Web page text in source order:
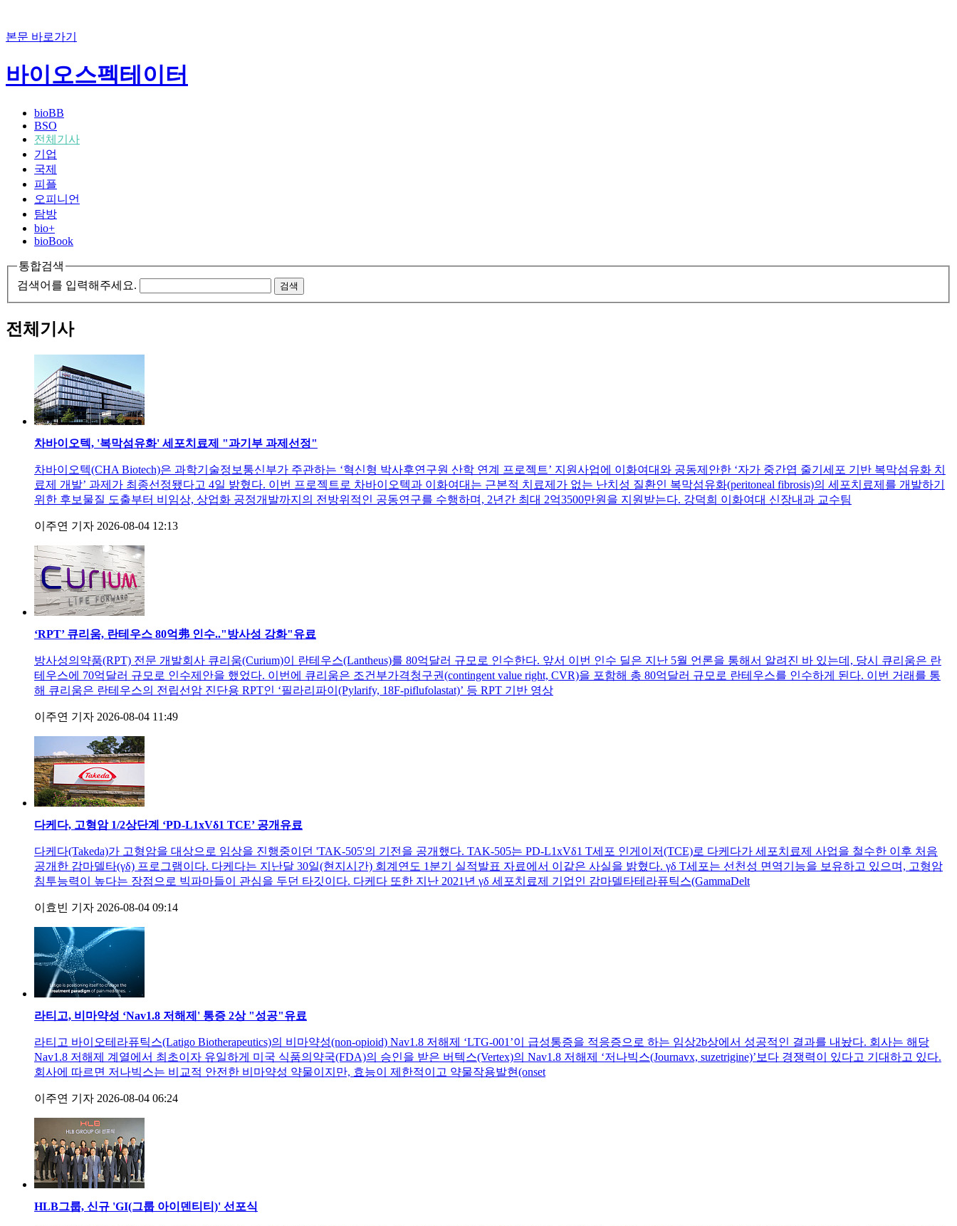
본문 바로가기
바이오스펙테이터
bioBB
BSO
전체기사
기업
국제
피플
오피니언
탐방
bio+
bioBook
통합검색
검색어를 입력해주세요.
검색
전체기사
차바이오텍, '복막섬유화' 세포치료제 "과기부 과제선정"
차바이오텍(CHA Biotech)은 과학기술정보통신부가 주관하는 ‘혁신형 박사후연구원 산학 연계 프로젝트’ 지원사업에 이화여대와 공동제안한 ‘자가 중간엽 줄기세포 기반 복막섬유화 치
료제 개발’ 과제가 최종선정됐다고 4일 밝혔다. 이번 프로젝트로 차바이오텍과 이화여대는 근본적 치료제가 없는 난치성 질환인 복막섬유화(peritoneal fibrosis)의 세포치료제를 개발하기
위한 후보물질 도출부터 비임상, 상업화 공정개발까지의 전방위적인 공동연구를 수행하며, 2년간 최대 2억3500만원을 지원받는다. 강덕희 이화여대 신장내과 교수팀
이주연 기자 2026-08-04 12:13
‘RPT’ 큐리움, 란테우스 80억弗 인수.."방사성 강화"유료
방사성의약품(RPT) 전문 개발회사 큐리움(Curium)이 란테우스(Lantheus)를 80억달러 규모로 인수한다. 앞서 이번 인수 딜은 지난 5월 언론을 통해서 알려진 바 있는데, 당시 큐리움은 란
테우스에 70억달러 규모로 인수제안을 했었다. 이번에 큐리움은 조건부가격청구권(contingent value right, CVR)을 포함해 총 80억달러 규모로 란테우스를 인수하게 된다. 이번 거래를 통
해 큐리움은 란테우스의 전립선암 진단용 RPT인 ‘필라리파이(Pylarify, 18F-piflufolastat)’ 등 RPT 기반 영상
이주연 기자 2026-08-04 11:49
다케다, 고형암 1/2상단계 ‘PD-L1xVδ1 TCE’ 공개 유료
다케다(Takeda)가 고형암을 대상으로 임상을 진행중이던 'TAK-505'의 기전을 공개했다. TAK-505는 PD-L1xVδ1 T세포 인게이저(TCE)로 다케다가 세포치료제 사업을 철수한 이후 처음
공개한 감마델타(γδ) 프로그램이다. 다케다는 지난달 30일(현지시간) 회계연도 1분기 실적발표 자료에서 이같은 사실을 밝혔다. γδ T세포는 선천성 면역기능을 보유하고 있으며, 고형암
침투능력이 높다는 장점으로 빅파마들이 관심을 두던 타깃이다. 다케다 또한 지난 2021년 γδ 세포치료제 기업인 감마델타테라퓨틱스(GammaDelt
이효빈 기자 2026-08-04 09:14
라티고, 비마약성 ‘Nav1.8 저해제' 통증 2상 "성공"유료
라티고 바이오테라퓨틱스(Latigo Biotherapeutics)의 비마약성(non-opioid) Nav1.8 저해제 ‘LTG-001’이 급성통증을 적응증으로 하는 임상2b상에서 성공적인 결과를 내놨다. 회사는 해당
Nav1.8 저해제 계열에서 최초이자 유일하게 미국 식품의약국(FDA)의 승인을 받은 버텍스(Vertex)의 Nav1.8 저해제 ‘저나빅스(Journavx, suzetrigine)’보다 경쟁력이 있다고 기대하고 있다.
회사에 따르면 저나빅스는 비교적 안전한 비마약성 약물이지만, 효능이 제한적이고 약물작용발현(onset
이주연 기자 2026-08-04 06:24
HLB그룹, 신규 'GI(그룹 아이덴티티)' 선포식